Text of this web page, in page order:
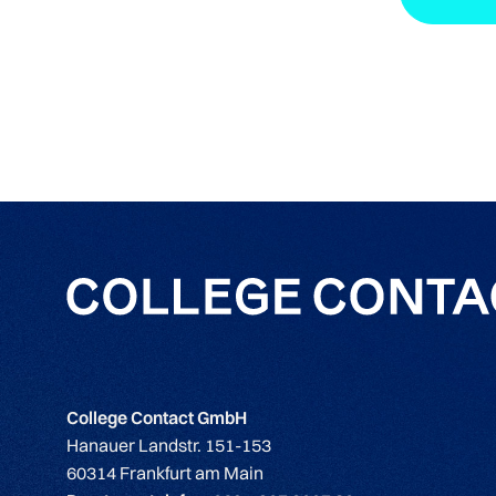
College Contact GmbH
Hanauer Landstr. 151-153
60314 Frankfurt am Main